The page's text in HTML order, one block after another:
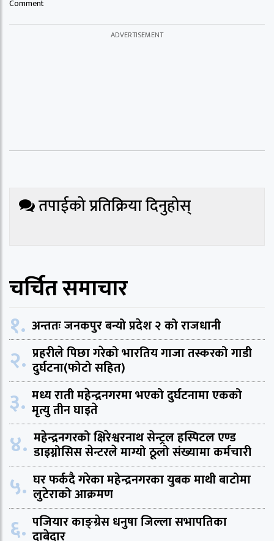
Comment
तपाईको प्रतिक्रिया दिनुहोस्
चर्चित समाचार
१. अन्ततः जनकपुर बन्यो प्रदेश २ को राजधानी
२. प्रहरीले पिछा गरेको भारतिय गाजा तस्करको गाडी
दुर्घटना(फोटो सहित)
३. मध्य राती महेन्द्रनगरमा भएको दुर्घटनामा एकको
मृत्यु तीन घाइते
४. महेन्द्रनगरको क्षिरेश्वरनाथ सेन्ट्रल हस्पिटल एण्ड
डाइग्नोसिस सेन्टरले माग्यो ठूलो संख्यामा कर्मचारी
५. घर फर्कदै गरेका महेन्द्रनगरका युबक माथी बाटोमा
लुटेराको आक्रमण
६. पजियार काङ्ग्रेस धनुषा जिल्ला सभापतिका
दाबेदार